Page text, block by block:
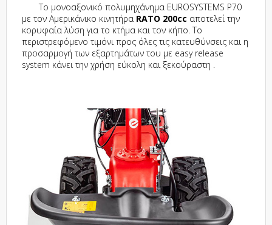
Το μονοαξονικό πολυμηχάνημα EUROSYSTEMS P70
με τον Αμερικάνικο κινητήρα RATO 200cc αποτελεί την
κορυφαία λύση για το κτήμα και τον κήπο. Το
περιστρεφόμενο τιμόνι προς όλες τις κατευθύνσεις και η
προσαρμογή των εξαρτημάτων του με easy release
system κάνει την χρήση εύκολη και ξεκούραστη .